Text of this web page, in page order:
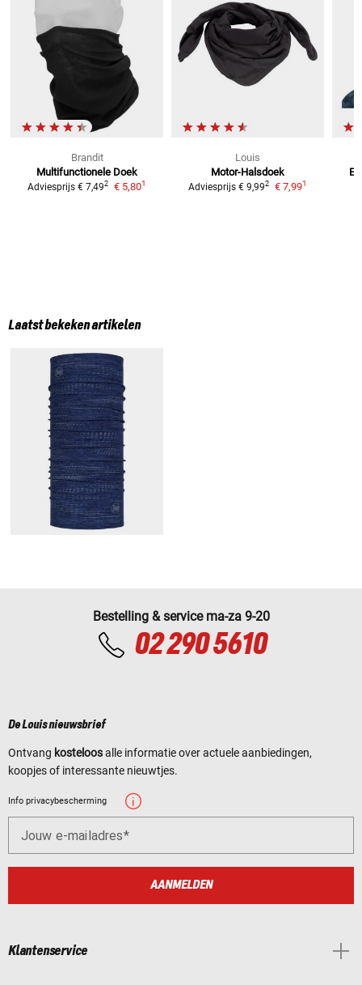
Brandit
Multifunctionele Doek
Adviesprijs € 7,492 € 5,801
Louis
Motor-Halsdoek
Adviesprijs € 9,992 € 7,991
E-
Laatst bekeken artikelen
Bestelling & service ma-za 9-20
02 290 5610
De Louis nieuwsbrief
Ontvang kosteloosalle informatie over actuele aanbiedingen,
koopjes of interessante nieuwtjes.
Info privacybescherming
Jouw e-mailadres
AANMELDEN
Klantenservice